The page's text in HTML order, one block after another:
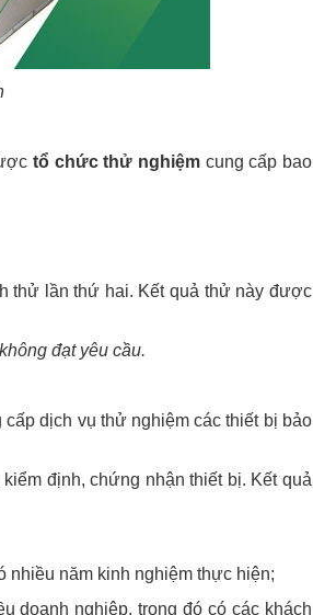
tổ chức thử nghiệmcung cấp bao
thử lần thứ hai. Kết quả thử này được
đạt yêu cầu.
dịch vụ thử nghiệm các thiết bị bảo
định, chứng nhận thiết bị. Kết quả
nhiều năm kinh nghiệm thực hiện;
doanh nghiệp, trong đó có các khách